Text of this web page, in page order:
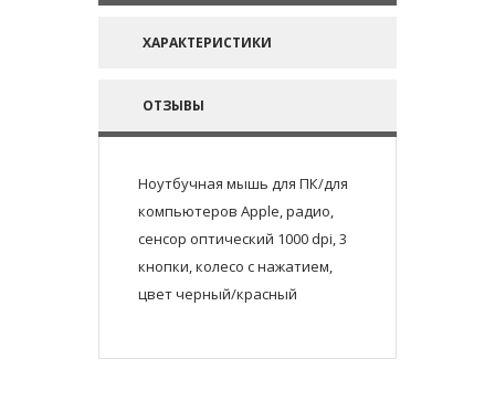
ХАРАКТЕРИСТИКИ
ОТЗЫВЫ
Ноутбучная мышь для ПК/для
компьютеров Apple, радио,
сенсор оптический 1000 dpi, 3
кнопки, колесо с нажатием,
цвет черный/красный